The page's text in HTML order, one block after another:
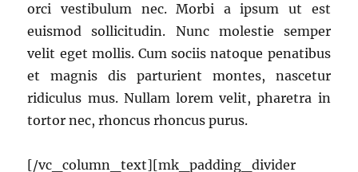
orci vestibulum nec. Morbi a ipsum ut est
euismod sollicitudin. Nunc molestie semper
velit eget mollis. Cum sociis natoque penatibus
et magnis dis parturient montes, nascetur
ridiculus mus. Nullam lorem velit, pharetra in
tortor nec, rhoncus rhoncus purus.
[/vc_column_text][mk_padding_divider